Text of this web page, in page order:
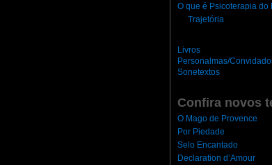
O que é Psicoterapia do
Trajetória
Livros
Personalmas/
Sonetextos
Confira novos
O Mago de Provence
Por Piedade
Selo Encantado
Declaration d’Amour